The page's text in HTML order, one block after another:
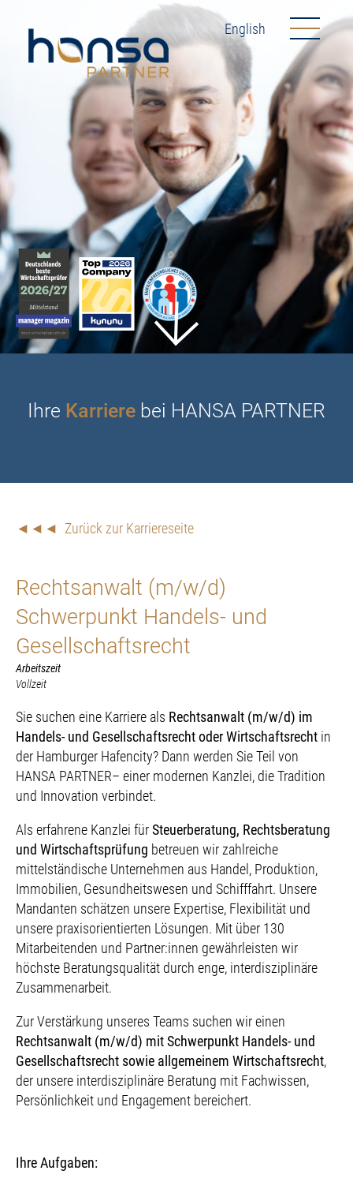
English
Ihre Karriere bei HANSA PARTNER
◄◄◄ Zurück zur Karriereseite
Rechtsanwalt (m/w/d)
Schwerpunkt Handels- und
Gesellschaftsrecht
Arbeitszeit
Vollzeit
Sie suchen eine Karriere als Rechtsanwalt (m/w/d) im
Handels- und Gesellschaftsrecht oder Wirtschaftsrecht in
der Hamburger Hafencity? Dann werden Sie Teil von
HANSA PARTNER– einer modernen Kanzlei, die Tradition
und Innovation verbindet.
Als erfahrene Kanzlei fürSteuerberatung, Rechtsberatung
und Wirtschaftsprüfung betreuen wir zahlreiche
mittelständische Unternehmen aus Handel, Produktion,
Immobilien, Gesundheitswesen und Schifffahrt. Unsere
Mandanten schätzen unsere Expertise, Flexibilität und
unsere praxisorientierten Lösungen. Mit über 130
Mitarbeitenden und Partner:innen gewährleisten wir
höchste Beratungsqualität durch enge, interdisziplinäre
Zusammenarbeit.
Zur Verstärkung unseres Teams suchen wir einen
Rechtsanwalt (m/w/d) mit Schwerpunkt Handels- und
Gesellschaftsrecht sowie allgemeinem Wirtschaftsrecht,
der unsere interdisziplinäre Beratung mit Fachwissen,
Persönlichkeit und Engagement bereichert.
Ihre Aufgaben: